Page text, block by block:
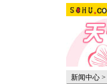
新闻中心 >